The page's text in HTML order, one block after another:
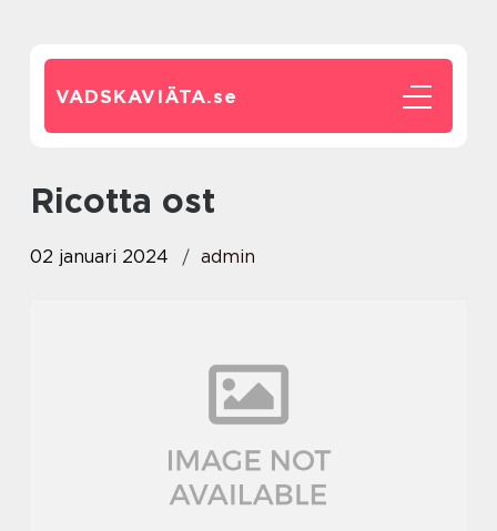
VADSKAVIÄTA.se
ricotta ost
02 januari 2024 admin